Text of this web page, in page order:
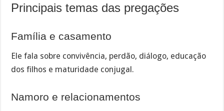
Principais temas das pregações
Família e casamento
Ele fala sobre convivência, perdão, diálogo, educação
dos filhos e maturidade conjugal.
Namoro e relacionamentos